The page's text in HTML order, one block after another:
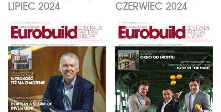
LIPIEC 2024
CZERWIEC 2024